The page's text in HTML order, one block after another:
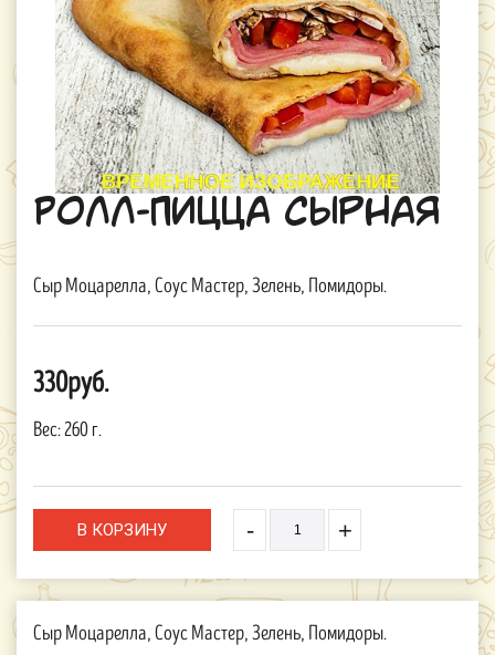
Ролл-Пицца Сырная
Сыр Моцарелла, Соус Мастер, Зелень, Помидоры.
330руб.
Вес:260 г.
- +
Сыр Моцарелла, Соус Мастер, Зелень, Помидоры.